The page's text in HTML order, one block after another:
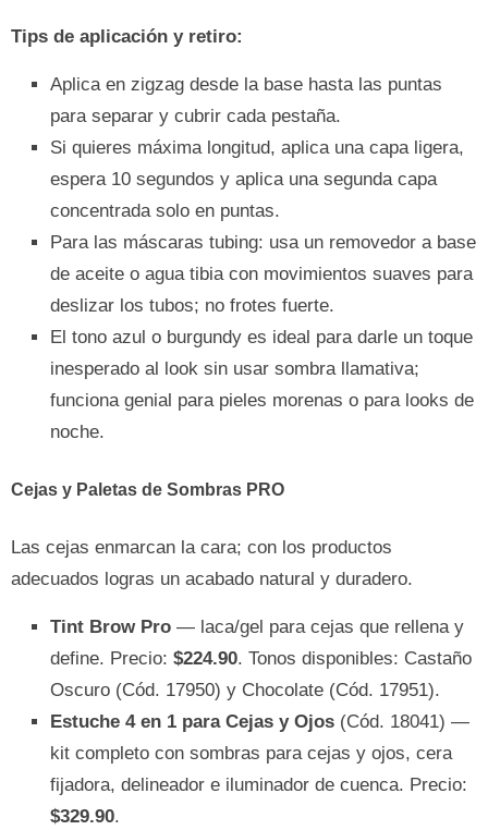
Tips de aplicación y retiro:
Aplica en zigzag desde la base hasta las puntas
para separar y cubrir cada pestaña.
Si quieres máxima longitud, aplica una capa ligera,
espera 10 segundos y aplica una segunda capa
concentrada solo en puntas.
Para las máscaras tubing: usa un removedor a base
de aceite o agua tibia con movimientos suaves para
deslizar los tubos; no frotes fuerte.
El tono azul o burgundy es ideal para darle un toque
inesperado al look sin usar sombra llamativa;
funciona genial para pieles morenas o para looks de
noche.
Cejas y Paletas de Sombras PRO
Las cejas enmarcan la cara; con los productos
adecuados logras un acabado natural y duradero.
Tint Brow Pro — laca/gel para cejas que rellena y
define. Precio: $224.90. Tonos disponibles: Castaño
Oscuro (Cód. 17950) y Chocolate (Cód. 17951).
Estuche 4 en 1 para Cejas y Ojos (Cód. 18041) —
kit completo con sombras para cejas y ojos, cera
fijadora, delineador e iluminador de cuenca. Precio:
$329.90.